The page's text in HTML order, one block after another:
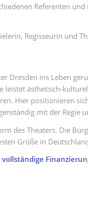
Referenten
Regisseurin und
Dresden ins Leben
leistet ästhetisch-
Hier positionieren
mit der Regie
des Theaters. Die
Größe in